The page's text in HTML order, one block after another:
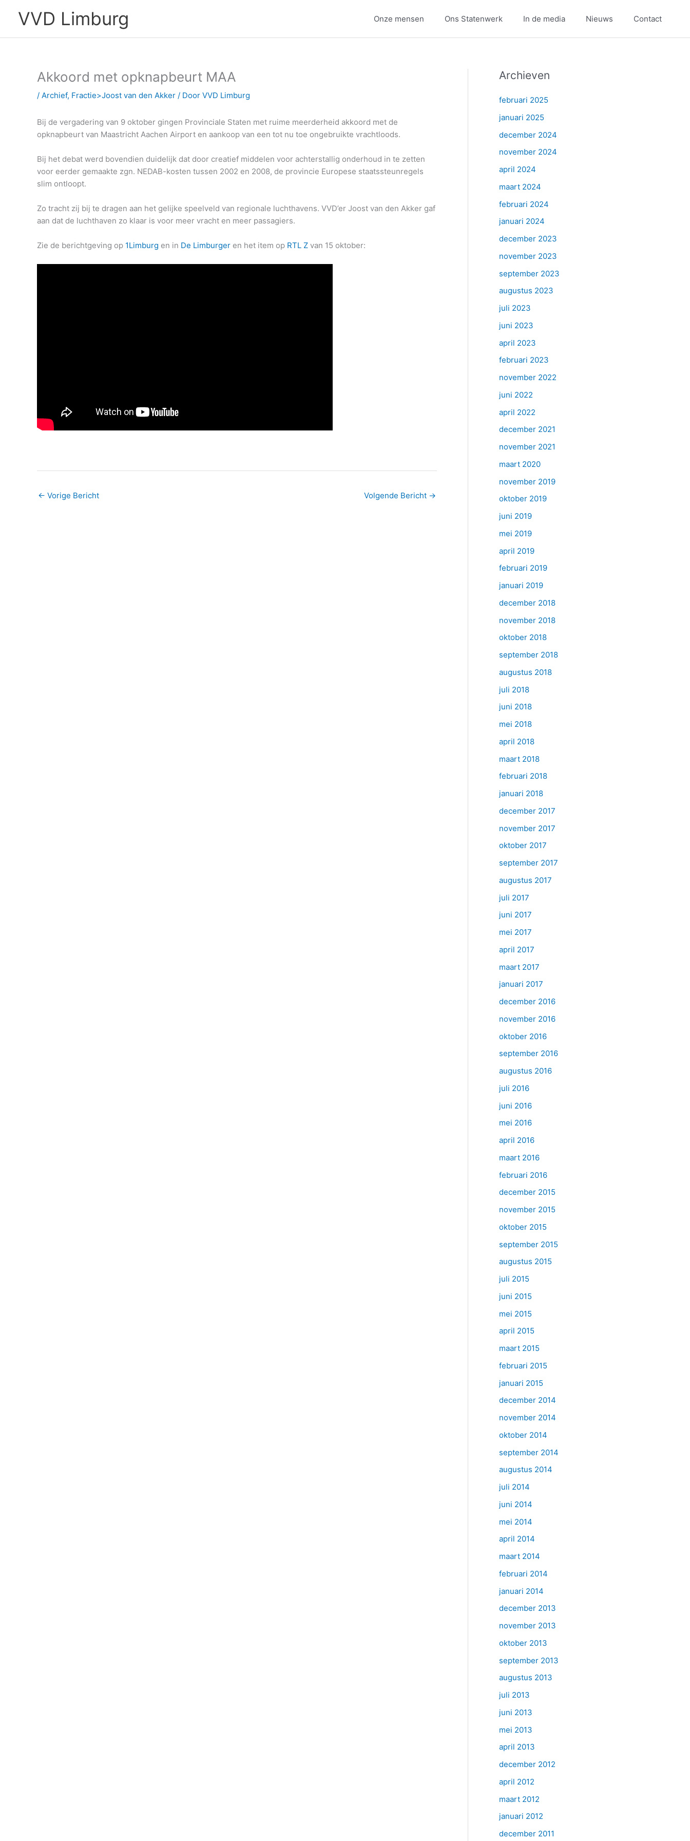
VVD Limburg Onze mensen Ons Statenwerk In de media Nieuws Contact
Akkoord met opknapbeurt MAA
/ Archief, Fractie>Joost van den Akker / Door VVD Limburg
Bij de vergadering van 9 oktober gingen Provinciale Staten met ruime meerderheid akkoord met de
opknapbeurt van Maastricht Aachen Airport en aankoop van een tot nu toe ongebruikte vrachtloods.
Bij het debat werd bovendien duidelijk dat door creatief middelen voor achterstallig onderhoud in te zetten
voor eerder gemaakte zgn. NEDAB-kosten tussen 2002 en 2008, de provincie Europese staatssteunregels
slim ontloopt.
Zo tracht zij bij te dragen aan het gelijke speelveld van regionale luchthavens. VVD’er Joost van den Akker gaf
aan dat de luchthaven zo klaar is voor meer vracht en meer passagiers.
Zie de berichtgeving op 1Limburg en in De Limburger en het item op RTL Z van 15 oktober:
← Vorige Bericht Volgende Bericht →
Archieven
februari 2025
januari 2025
december 2024
november 2024
april 2024
maart 2024
februari 2024
januari 2024
december 2023
november 2023
september 2023
augustus 2023
juli 2023
juni 2023
april 2023
februari 2023
november 2022
juni 2022
april 2022
december 2021
november 2021
maart 2020
november 2019
oktober 2019
juni 2019
mei 2019
april 2019
februari 2019
januari 2019
december 2018
november 2018
oktober 2018
september 2018
augustus 2018
juli 2018
juni 2018
mei 2018
april 2018
maart 2018
februari 2018
januari 2018
december 2017
november 2017
oktober 2017
september 2017
augustus 2017
juli 2017
juni 2017
mei 2017
april 2017
maart 2017
januari 2017
december 2016
november 2016
oktober 2016
september 2016
augustus 2016
juli 2016
juni 2016
mei 2016
april 2016
maart 2016
februari 2016
december 2015
november 2015
oktober 2015
september 2015
augustus 2015
juli 2015
juni 2015
mei 2015
april 2015
maart 2015
februari 2015
januari 2015
december 2014
november 2014
oktober 2014
september 2014
augustus 2014
juli 2014
juni 2014
mei 2014
april 2014
maart 2014
februari 2014
januari 2014
december 2013
november 2013
oktober 2013
september 2013
augustus 2013
juli 2013
juni 2013
mei 2013
april 2013
december 2012
april 2012
maart 2012
januari 2012
december 2011